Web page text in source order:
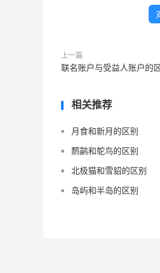
上一篇
联名账户与受益人账户的
相关推荐
月食和新月的区别
鸸鹋和鸵鸟的区别
北极猫和雪貂的区别
岛屿和半岛的区别